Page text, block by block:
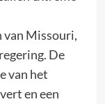
van Missouri,
De
van het
en een